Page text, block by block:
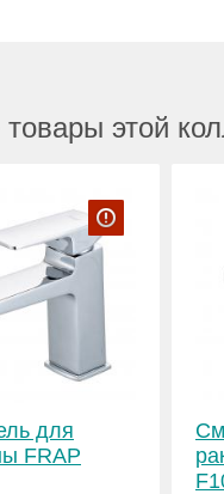
товары этой
для
FRAP